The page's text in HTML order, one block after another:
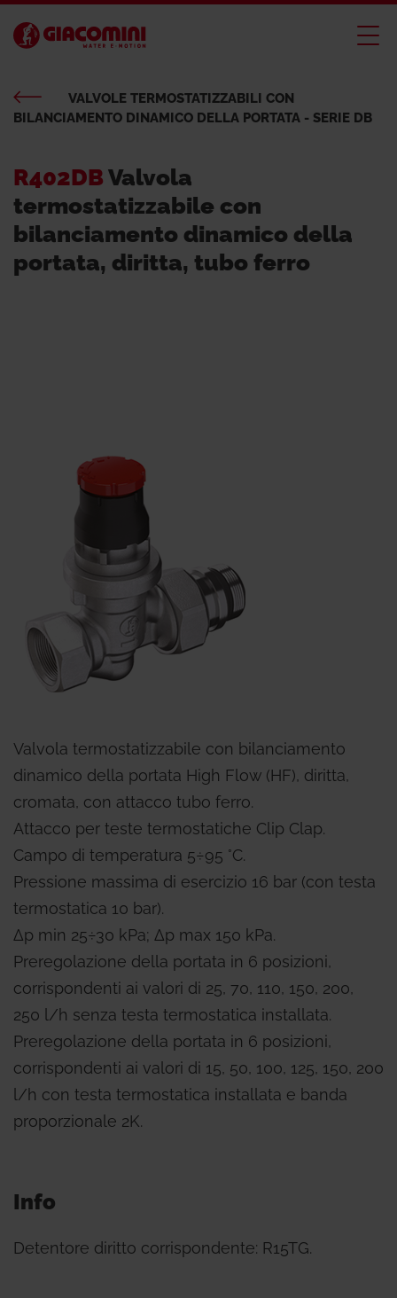
VALVOLE TERMOSTATIZZABILI CON
BILANCIAMENTO DINAMICO DELLA PORTATA - SERIE DB
R402DB Valvola
termostatizzabile con
bilanciamento dinamico della
portata, diritta, tubo ferro
Valvola termostatizzabile con bilanciamento
dinamico della portata High Flow (HF), diritta,
cromata, con attacco tubo ferro.
Attacco per teste termostatiche Clip Clap.
Campo di temperatura 5÷95 °C.
Pressione massima di esercizio 16 bar (con testa
termostatica 10 bar).
Δp min 25÷30 kPa; Δp max 150 kPa.
Preregolazione della portata in 6 posizioni,
corrispondenti ai valori di 25, 70, 110, 150, 200,
250 l/h senza testa termostatica installata.
Preregolazione della portata in 6 posizioni,
corrispondenti ai valori di 15, 50, 100, 125, 150, 200
l/h con testa termostatica installata e banda
proporzionale 2K.
Info
Detentore diritto corrispondente: R15TG.